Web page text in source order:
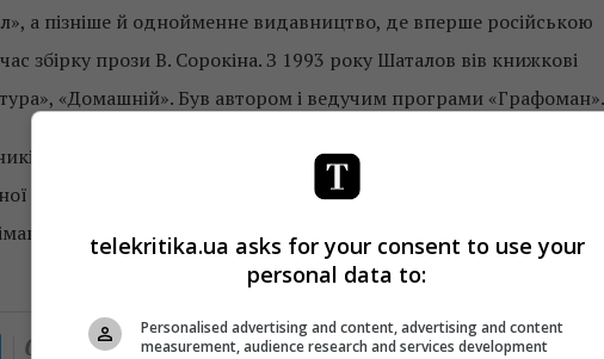
а пізніше й однойменне видавництво, де вперше російською
збірку прози В. Сорокіна. З 1993 року Шаталов вів книжкові
«Домашній». Був автором і ведучим програми «Графоман».
СРСР, з 1993-го – Спілки письменників Москви. Був
спадщини Олександра Галича при Спілці письменників СРСР.
документальні фільмі про художників.
0
telekritika.ua asks for your consent to use your
personal data to:
Personalised advertising and content, advertising and content
measurement, audience research and services development